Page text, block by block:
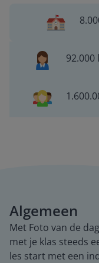
Algemeen
Met Foto van de
met je klas steeds
les start met een